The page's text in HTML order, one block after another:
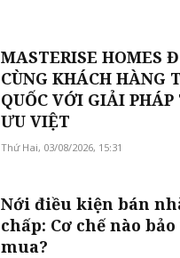
MASTERISE HOMES
CÙNG KHÁCH HÀNG
QUỐC VỚI GIẢI
ƯU VIỆT
Thứ Hai, 03/08/2026, 15:31
Nới điều kiện bán
chấp: Cơ chế nào
mua?